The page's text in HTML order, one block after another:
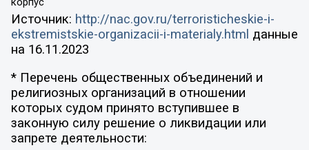
Источник: http://nac.gov.ru/terroristicheskie-i-
ekstremistskie-organizacii-i-materialy.html данные
на 16.11.2023
* Перечень общественных объединений и
религиозных организаций в отношении
которых судом принято вступившее в
законную силу решение о ликвидации или
запрете деятельности: